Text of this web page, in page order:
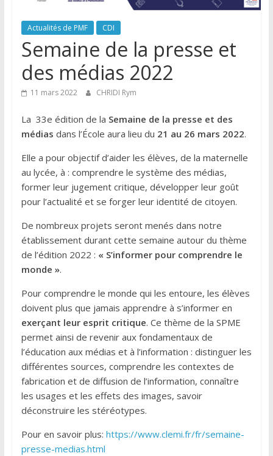
Actualités de PMF CDI
Semaine de la presse et
des médias 2022
11 mars 2022 CHRIDI Rym
La 33e édition de la Semaine de la presse et des
médias dans l’École aura lieu du 21 au 26 mars 2022.
Elle a pour objectif d’aider les élèves, de la maternelle
au lycée, à : comprendre le système des médias,
former leur jugement critique, développer leur goût
pour l’actualité et se forger leur identité de citoyen.
De nombreux projets seront menés dans notre
établissement durant cette semaine autour du thème
de l’édition 2022 : « S’informer pour comprendre le
monde ».
Pour comprendre le monde qui les entoure, les élèves
doivent plus que jamais apprendre à s’informer en
exerçant leur esprit critique. Ce thème de la SPME
permet ainsi de revenir aux fondamentaux de
l’éducation aux médias et à l’information : distinguer les
différentes sources, comprendre les contextes de
fabrication et de diffusion de l’information, connaître
les usages et les effets des images, savoir
déconstruire les stéréotypes.
Pour en savoir plus: https://www.clemi.fr/fr/semaine-
presse-medias.html